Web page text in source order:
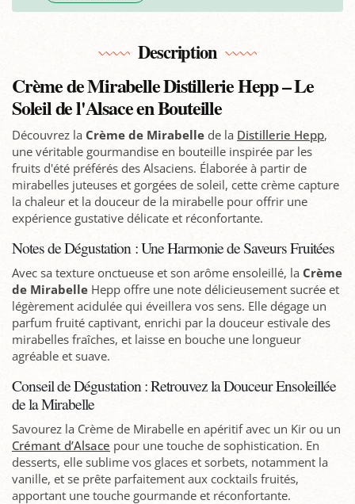
Description
Crème de Mirabelle Distillerie Hepp – Le
Soleil de l'Alsace en Bouteille
Découvrez la Crème de Mirabelle de la Distillerie Hepp,
une véritable gourmandise en bouteille inspirée par les
fruits d'été préférés des Alsaciens. Élaborée à partir de
mirabelles juteuses et gorgées de soleil, cette crème capture
la chaleur et la douceur de la mirabelle pour offrir une
expérience gustative délicate et réconfortante.
Notes de Dégustation : Une Harmonie de Saveurs Fruitées
Avec sa texture onctueuse et son arôme ensoleillé, la Crème
de Mirabelle Hepp offre une note délicieusement sucrée et
légèrement acidulée qui éveillera vos sens. Elle dégage un
parfum fruité captivant, enrichi par la douceur estivale des
mirabelles fraîches, et laisse en bouche une longueur
agréable et suave.
Conseil de Dégustation : Retrouvez la Douceur Ensoleillée
de la Mirabelle
Savourez la Crème de Mirabelle en apéritif avec un Kir ou un
Crémant d’Alsace pour une touche de sophistication. En
desserts, elle sublime vos glaces et sorbets, notamment la
vanille, et se prête parfaitement aux cocktails fruités,
apportant une touche gourmande et réconfortante.